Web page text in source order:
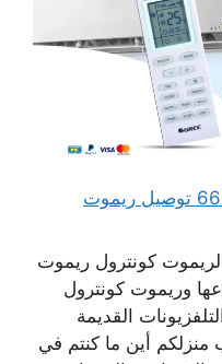
توصيل ريموت للمنزل 66041166 توصيل ريموت
الريموت كونترول ريموت
وريموت كونترول
القديمة
منزلكم أين ما كنتم في